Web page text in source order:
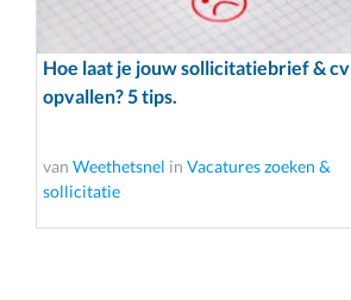
Hoe laat je jouw sollicitatiebrief & cv
opvallen? 5 tips.
van Weethetsnel in Vacatures zoeken &
sollicitatie